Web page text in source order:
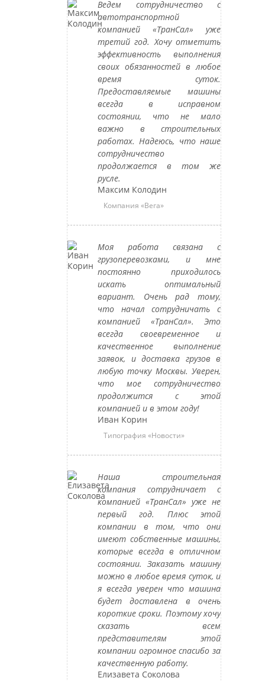
Ведем сотрудничество с
автотранспортной
компанией «ТранСал» уже
третий год. Хочу отметить
эффективность выполнения
своих обязанностей в любое
время суток.
Предоставляемые машины
всегда в исправном
состоянии, что не мало
важно в строительных
работах. Надеюсь, что наше
сотрудничество
продолжается в том же
русле.
Максим Колодин
Компания «Вега»
Моя работа связана с
грузоперевозками, и мне
постоянно приходилось
искать оптимальный
вариант. Очень рад тому,
что начал сотрудничать с
компанией «ТранСал». Это
всегда своевременное и
качественное выполнение
заявок, и доставка грузов в
любую точку Москвы. Уверен,
что мое сотрудничество
продолжится с этой
компанией и в этом году!
Иван Корин
Типография «Новости»
Наша строительная
компания сотрудничает с
компанией «ТранСал» уже не
первый год. Плюс этой
компании в том, что они
имеют собственные машины,
которые всегда в отличном
состоянии. Заказать машину
можно в любое время суток, и
я всегда уверен что машина
будет доставлена в очень
короткие сроки. Поэтому хочу
сказать всем
представителям этой
компании огромное спасибо за
качественную работу.
Елизавета Соколова